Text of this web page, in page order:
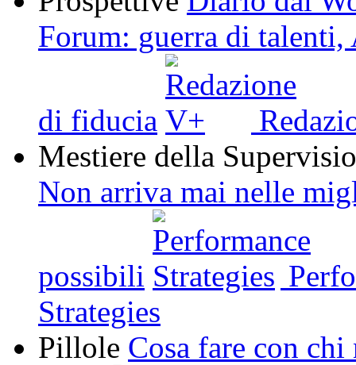
Forum: guerra di talenti,
di fiducia
Mestiere della
Non arriva mai nelle
possibili
Strategies
Pillole Cosa fare con chi